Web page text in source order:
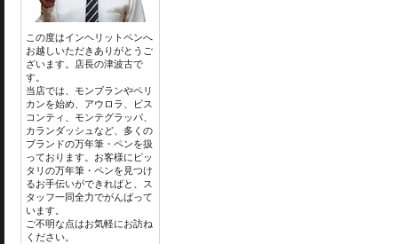
この度はインヘリットペンへ
お越しいただきありがとうご
ざいます。店長の津波古で
す。
当店では、モンブランやペリ
カンを始め、アウロラ、ビス
コンティ、モンテグラッパ、
カランダッシュなど、多くの
ブランドの万年筆・ペンを扱
っております。お客様にピッ
タリの万年筆・ペンを見つけ
るお手伝いができればと、ス
タッフ一同全力でがんばって
います。
ご不明な点はお気軽にお訪ね
ください。